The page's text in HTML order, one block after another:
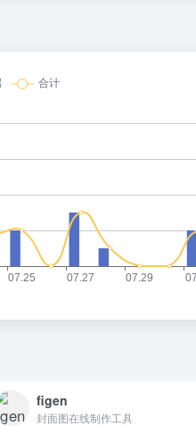
figen
封面图在线制作工具